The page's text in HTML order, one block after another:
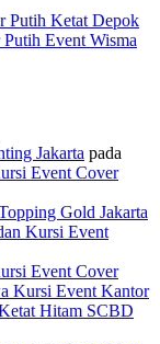
Putih Ketat Depok
Event Wisma
Jakarta pada
Event Cover
Gold Jakarta
Kursi Event
Event Cover
Kursi Event Kantor
Hitam SCBD